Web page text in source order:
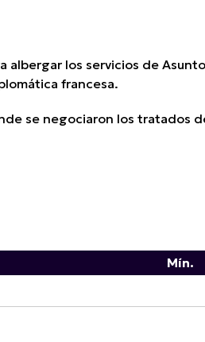
albergar los servicios de
francesa.
se negociaron los tratados
Mín.